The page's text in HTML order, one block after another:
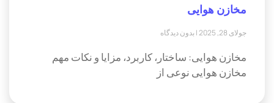
مخازن هوایی
جولای 28, 2025 بدون دیدگاه
مخازن هوایی: ساختار، کاربرد، مزایا و نکات مهم
مخازن هوایی نوعی از